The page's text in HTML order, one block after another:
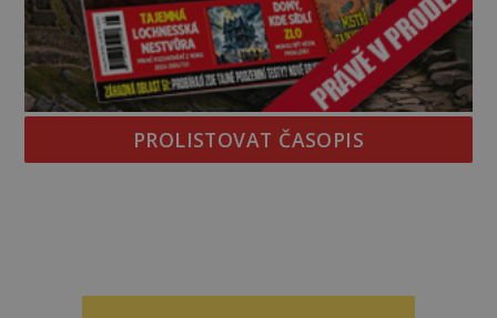
PROLISTOVAT ČASOPIS